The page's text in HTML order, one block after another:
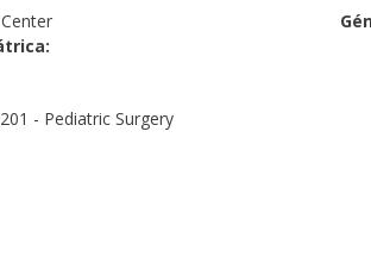
- Pediatric Surgery